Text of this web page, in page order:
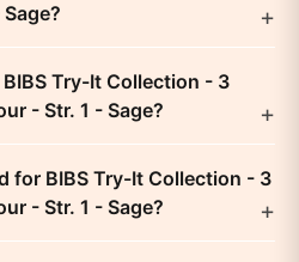
Try-It Collection - 3
- Str. 1 - Sage?
for BIBS Try-It Collection - 3
- Str. 1 - Sage?